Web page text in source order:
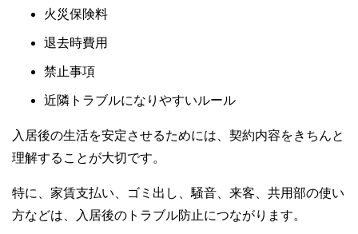
火災保険料
退去時費用
禁止事項
近隣トラブルになりやすいルール
入居後の生活を安定させるためには、契約内容をきちんと
理解することが大切です。
特に、家賃支払い、ゴミ出し、騒音、来客、共用部の使い
方などは、入居後のトラブル防止につながります。